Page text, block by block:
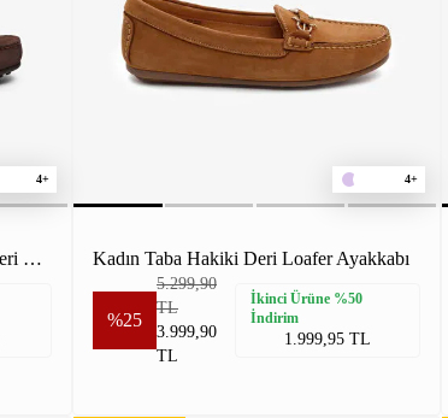
4+
Kadın Kahverengi Nubuk Hakiki Deri Loafer Ayakkabı
4+
Kadın Taba Hakiki Deri Loafer Ayakkabı
%25
5.299,90
TL
3.999,90
TL
İkinci Ürüne %50
İndirim
1.999,95 TL